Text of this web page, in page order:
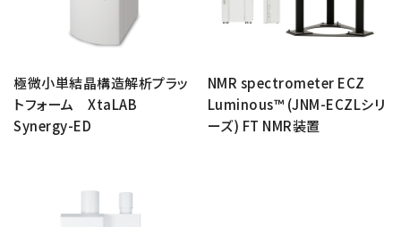
極微小単結晶構造解析プラッ
トフォーム XtaLAB
Synergy-ED
NMR spectrometer ECZ
Luminous™ (JNM-ECZLシリ
ーズ) FT NMR装置